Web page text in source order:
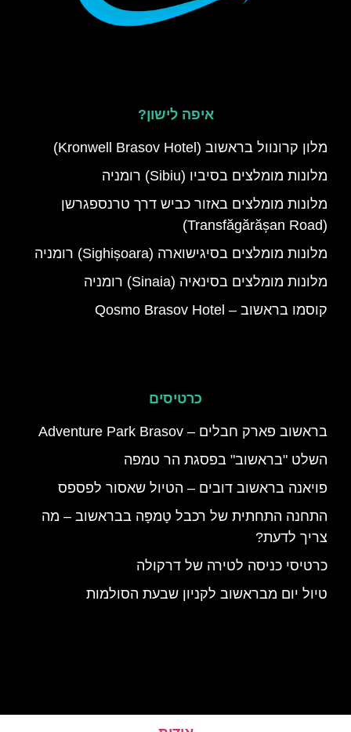
איפה לישון?
מלון קרונוול בראשוב (Kronwell Brasov Hotel)
מלונות מומלצים בסיביו (Sibiu) רומניה
מלונות מומלצים באזור כביש דרך טרנספגרשן
(Transfăgărășan Road)
מלונות מומלצים בסיגישוארה (Sighișoara) רומניה
מלונות מומלצים בסינאיה (Sinaia) רומניה
קוסמו בראשוב – Qosmo Brasov Hotel
כרטיסים
בראשוב פארק חבלים – Adventure Park Brasov
השלט "בראשוב" בפסגת הר טמפה
פויאנה בראשוב דובים – הטיול שאסור לפספס
התחנה התחתית של רכבל טָמפָּה בבראשוב – מה
צריך לדעת?
כרטיסי כניסה לטירה של דרקולה
טיול יום מבראשוב לקניון שבעת הסולמות